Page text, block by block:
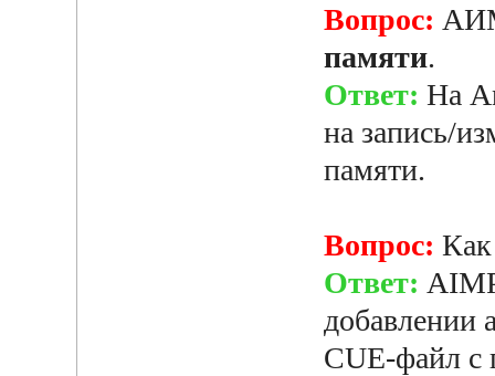
Вопрос:
памяти.
Ответ: На
на запись/
памяти.
Вопрос:
Ответ:
добавлении
CUE-файл